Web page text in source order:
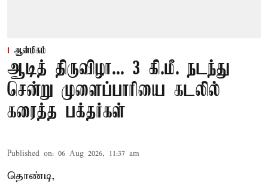
ஆன்மிகம்
ஆடித் திருவிழா... 3 கி.மீ. நடந்து
சென்று முளைப்பாரியை கடலில்
கரைத்த பக்தர்கள்
Published on: 06 Aug 2026, 11:37 am
தொண்டி,